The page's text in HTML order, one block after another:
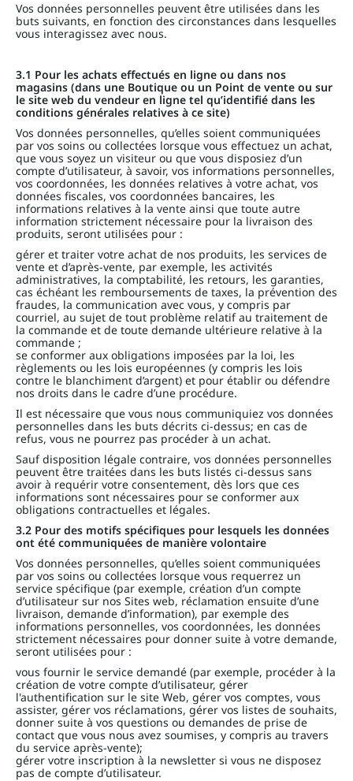
Vos données personnelles peuvent être utilisées dans les
buts suivants, en fonction des circonstances dans lesquelles
vous interagissez avec nous.
3.1 Pour les achats effectués en ligne ou dans nos
magasins (dans une Boutique ou un Point de vente ou sur
le site web du vendeur en ligne tel qu’identifié dans les
conditions générales relatives à ce site)
Vos données personnelles, qu’elles soient communiquées
par vos soins ou collectées lorsque vous effectuez un achat,
que vous soyez un visiteur ou que vous disposiez d’un
compte d’utilisateur, à savoir, vos informations personnelles,
vos coordonnées, les données relatives à votre achat, vos
données fiscales, vos coordonnées bancaires, les
informations relatives à la vente ainsi que toute autre
information strictement nécessaire pour la livraison des
produits, seront utilisées pour :
gérer et traiter votre achat de nos produits, les services de
vente et d’après-vente, par exemple, les activités
administratives, la comptabilité, les retours, les garanties,
cas échéant les remboursements de taxes, la prévention des
fraudes, la communication avec vous, y compris par
courriel, au sujet de tout problème relatif au traitement de
la commande et de toute demande ultérieure relative à la
commande ;
se conformer aux obligations imposées par la loi, les
règlements ou les lois européennes (y compris les lois
contre le blanchiment d’argent) et pour établir ou défendre
nos droits dans le cadre d’une procédure.
Il est nécessaire que vous nous communiquiez vos données
personnelles dans les buts décrits ci-dessus; en cas de
refus, vous ne pourrez pas procéder à un achat.
Sauf disposition légale contraire, vos données personnelles
peuvent être traitées dans les buts listés ci-dessus sans
avoir à requérir votre consentement, dès lors que ces
informations sont nécessaires pour se conformer aux
obligations contractuelles et légales.
3.2 Pour des motifs spécifiques pour lesquels les données
ont été communiquées de manière volontaire
Vos données personnelles, qu’elles soient communiquées
par vos soins ou collectées lorsque vous requerrez un
service spécifique (par exemple, création d’un compte
d’utilisateur sur nos Sites web, réclamation ensuite d’une
livraison, demande d’information), par exemple des
informations personnelles, vos coordonnées, les données
strictement nécessaires pour donner suite à votre demande,
seront utilisées pour :
vous fournir le service demandé (par exemple, procéder à la
création de votre compte d’utilisateur, gérer
l'authentification sur le site Web, gérer vos comptes, vous
assister, gérer vos réclamations, gérer vos listes de souhaits,
donner suite à vos questions ou demandes de prise de
contact que vous nous avez soumises, y compris au travers
du service après-vente);
gérer votre inscription à la newsletter si vous ne disposez
pas de compte d’utilisateur.